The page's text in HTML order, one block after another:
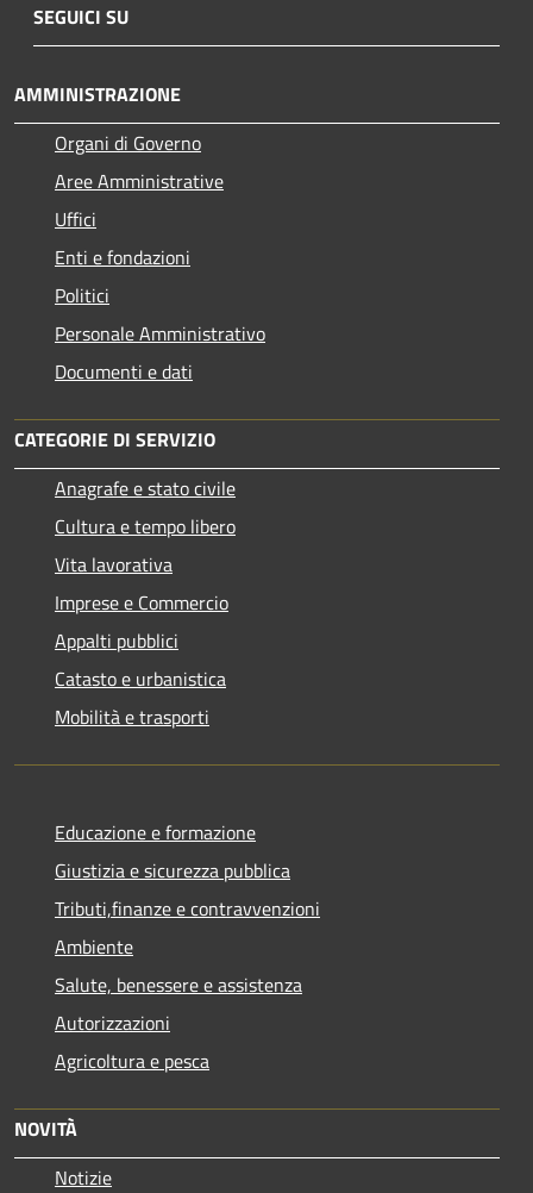
SEGUICI SU
AMMINISTRAZIONE
Organi di Governo
Aree Amministrative
Uffici
Enti e fondazioni
Politici
Personale Amministrativo
Documenti e dati
CATEGORIE DI SERVIZIO
Anagrafe e stato civile
Cultura e tempo libero
Vita lavorativa
Imprese e Commercio
Appalti pubblici
Catasto e urbanistica
Mobilità e trasporti
Educazione e formazione
Giustizia e sicurezza pubblica
Tributi,finanze e contravvenzioni
Ambiente
Salute, benessere e assistenza
Autorizzazioni
Agricoltura e pesca
NOVITÀ
Notizie